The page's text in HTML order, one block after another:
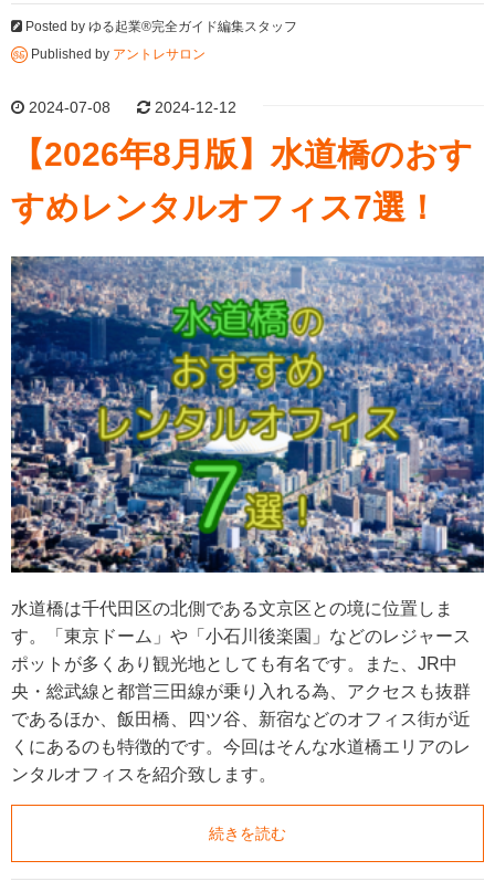
Posted by ゆる起業®完全ガイド編集スタッフ
Published by アントレサロン
2024-07-08 2024-12-12
【2026年8月版】水道橋のおす
すめレンタルオフィス7選！
水道橋は千代田区の北側である文京区との境に位置しま
す。「東京ドーム」や「小石川後楽園」などのレジャース
ポットが多くあり観光地としても有名です。また、JR中
央・総武線と都営三田線が乗り入れる為、アクセスも抜群
であるほか、飯田橋、四ツ谷、新宿などのオフィス街が近
くにあるのも特徴的です。今回はそんな水道橋エリアのレ
ンタルオフィスを紹介致します。
続きを読む